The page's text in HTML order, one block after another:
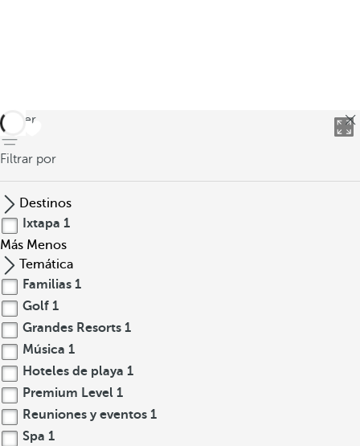
volver
Filtrar por
Destinos
Ixtapa 1
Más Menos
Temática
Familias 1
Golf 1
Grandes Resorts 1
Música 1
Hoteles de playa 1
Premium Level 1
Reuniones y eventos 1
Spa 1